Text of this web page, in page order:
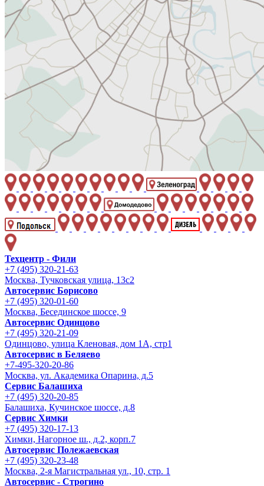
Техцентр - Фили
+7 (495) 320-21-63
Москва, Тучковская улица, 13с2
Автосервис Борисово
+7 (495) 320-01-60
Москва, Бесединское шоссе, 9
Автосервис Одинцово
+7 (495) 320-21-09
Одинцово, улица Кленовая, дом 1А, стр1
Автосервис в Беляево
+7-495-320-20-86
Москва, ул. Академика Опарина, д.5
Сервис Балашиха
+7 (495) 320-20-85
Балашиха, Кучинское шоссе, д.8
Сервис Химки
+7 (495) 320-17-13
Химки, Нагорное ш., д.2, корп.7
Автосервис Полежаевская
+7 (495) 320-23-48
Москва, 2-я Магистральная ул., 10, стр. 1
Автосервис - Строгино